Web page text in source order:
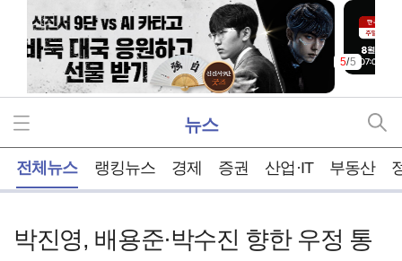
5/5
뉴스
전체뉴스 랭킹뉴스 경제 증권 산업·IT 부동산
박진영, 배용준·박수진 향한 우정 통